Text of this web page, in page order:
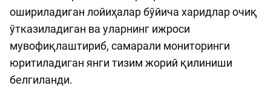
ошириладиган лойиҳалар бўйича харидлар очиқ
ўтказиладиган ва уларнинг ижроси
мувофиқлаштириб, самарали мониторинги
юритиладиган янги тизим жорий қилиниши
белгиланди.